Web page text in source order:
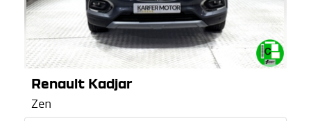
Renault Kadjar
Zen